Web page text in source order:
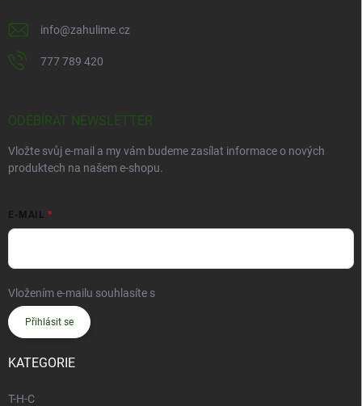
info@zahulime.cz
777 789 420
ODEBÍRAT NEWSLETTER
Vložte svůj e-mail a my vám budeme zasílat informace o nových
produktech na našem e-shopu.
E-MAIL
Vložením e-mailu souhlasíte s
Přihlásit se
KATEGORIE
T-H-C